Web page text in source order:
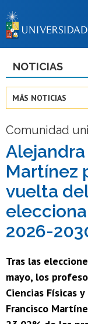
NOTICIAS
MÁS NOTICIAS
Comunidad
Alejandra
Martínez
vuelta
2026-
Tras las
mayo, los
Ciencias Físicas
Francisco